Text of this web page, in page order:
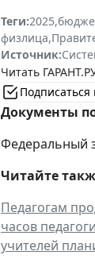
Теги:2025,
физлица,
Источник:
Читать
Документы
Федеральный
Читайте
Педагогам
часов
учителей